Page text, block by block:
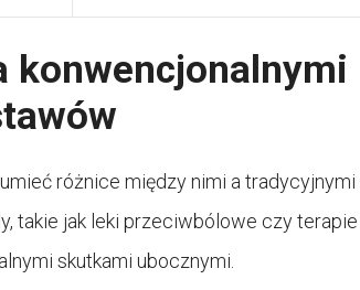
konwencjonalnymi
różnice między nimi a tradycyjnymi
takie jak leki przeciwbólowe czy terapie
skutkami ubocznymi.